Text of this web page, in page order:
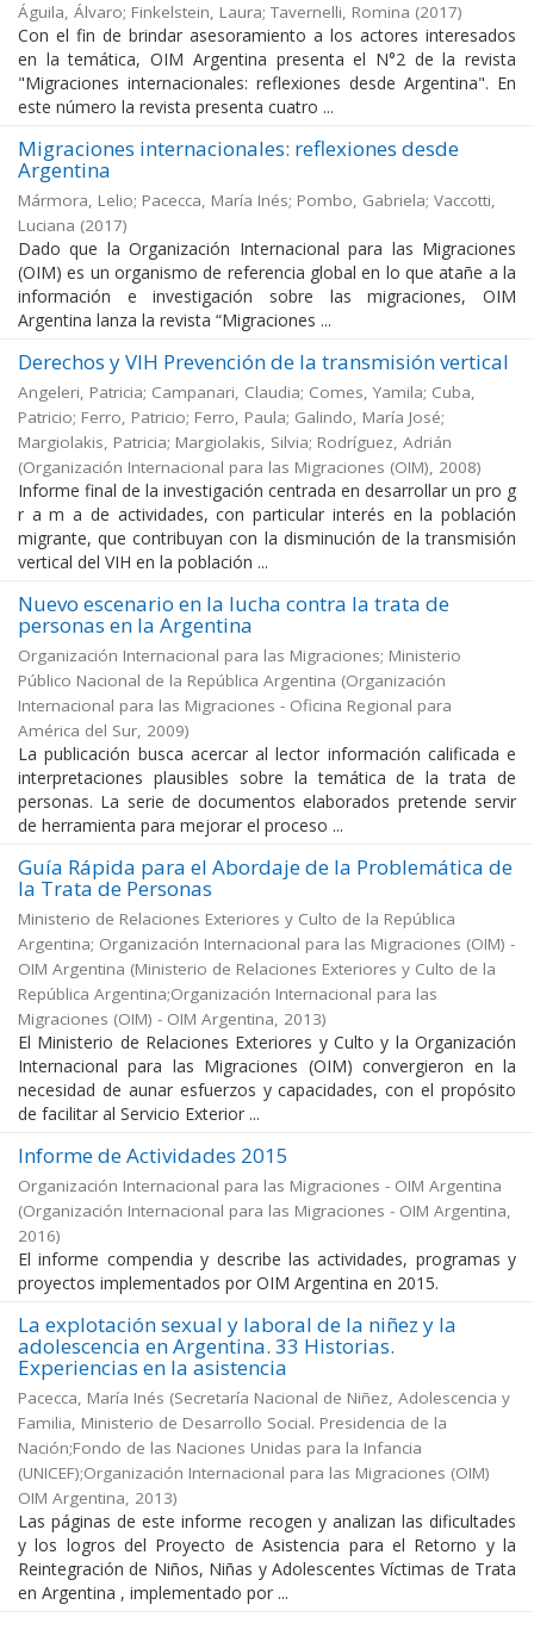
Águila, Álvaro; Finkelstein, Laura; Tavernelli, Romina (2017)
Con el fin de brindar asesoramiento a los actores interesados
en la temática, OIM Argentina presenta el N°2 de la revista
"Migraciones internacionales: reflexiones desde Argentina". En
este número la revista presenta cuatro ...
Migraciones internacionales: reflexiones desde
Argentina
Mármora, Lelio; Pacecca, María Inés; Pombo, Gabriela; Vaccotti,
Luciana (2017)
Dado que la Organización Internacional para las Migraciones
(OIM) es un organismo de referencia global en lo que atañe a la
información e investigación sobre las migraciones, OIM
Argentina lanza la revista “Migraciones ...
Derechos y VIH Prevención de la transmisión vertical
Angeleri, Patricia; Campanari, Claudia; Comes, Yamila; Cuba,
Patricio; Ferro, Patricio; Ferro, Paula; Galindo, María José;
Margiolakis, Patricia; Margiolakis, Silvia; Rodríguez, Adrián
(Organización Internacional para las Migraciones (OIM), 2008)
Informe final de la investigación centrada en desarrollar un pro g
r a m a de actividades, con particular interés en la población
migrante, que contribuyan con la disminución de la transmisión
vertical del VIH en la población ...
Nuevo escenario en la lucha contra la trata de
personas en la Argentina
Organización Internacional para las Migraciones; Ministerio
Público Nacional de la República Argentina (Organización
Internacional para las Migraciones - Oficina Regional para
América del Sur, 2009)
La publicación busca acercar al lector información calificada e
interpretaciones plausibles sobre la temática de la trata de
personas. La serie de documentos elaborados pretende servir
de herramienta para mejorar el proceso ...
Guía Rápida para el Abordaje de la Problemática de
la Trata de Personas
Ministerio de Relaciones Exteriores y Culto de la República
Argentina; Organización Internacional para las Migraciones (OIM) -
OIM Argentina (Ministerio de Relaciones Exteriores y Culto de la
República Argentina;Organización Internacional para las
Migraciones (OIM) - OIM Argentina, 2013)
El Ministerio de Relaciones Exteriores y Culto y la Organización
Internacional para las Migraciones (OIM) convergieron en la
necesidad de aunar esfuerzos y capacidades, con el propósito
de facilitar al Servicio Exterior ...
Informe de Actividades 2015
Organización Internacional para las Migraciones - OIM Argentina
(Organización Internacional para las Migraciones - OIM Argentina,
2016)
El informe compendia y describe las actividades, programas y
proyectos implementados por OIM Argentina en 2015.
La explotación sexual y laboral de la niñez y la
adolescencia en Argentina. 33 Historias.
Experiencias en la asistencia
Pacecca, María Inés (Secretaría Nacional de Niñez, Adolescencia y
Familia, Ministerio de Desarrollo Social. Presidencia de la
Nación;Fondo de las Naciones Unidas para la Infancia
(UNICEF);Organización Internacional para las Migraciones (OIM)
OIM Argentina, 2013)
Las páginas de este informe recogen y analizan las dificultades
y los logros del Proyecto de Asistencia para el Retorno y la
Reintegración de Niños, Niñas y Adolescentes Víctimas de Trata
en Argentina , implementado por ...